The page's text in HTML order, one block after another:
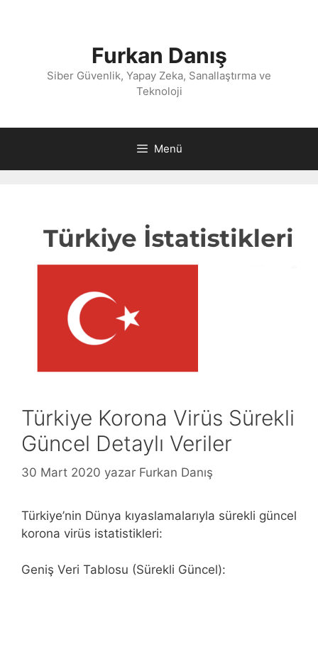
Furkan Danış
Siber Güvenlik, Yapay Zeka, Sanallaştırma ve
Teknoloji
Menü
Türkiye Korona Virüs Sürekli
Güncel Detaylı Veriler
30 Mart 2020 yazar Furkan Danış
Türkiye’nin Dünya kıyaslamalarıyla sürekli güncel
korona virüs istatistikleri:
Geniş Veri Tablosu (Sürekli Güncel):